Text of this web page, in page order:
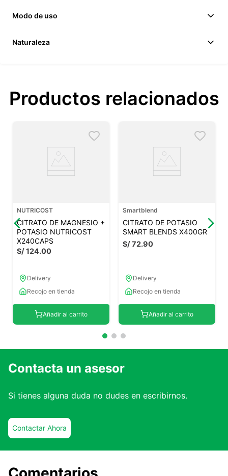
Modo de uso
Naturaleza
Productos relacionados
NUTRICOST
CITRATO DE MAGNESIO +
POTASIO NUTRICOST
X240CAPS
S/124.00
Delivery
Recojo en tienda
Añadir al carrito
Smartblend
CITRATO DE POTASIO
SMART BLENDS X400GR
S/72.90
Delivery
Recojo en tienda
Añadir al carrito
Contacta un asesor
Si tienes alguna duda no dudes en escribirnos.
Contactar Ahora